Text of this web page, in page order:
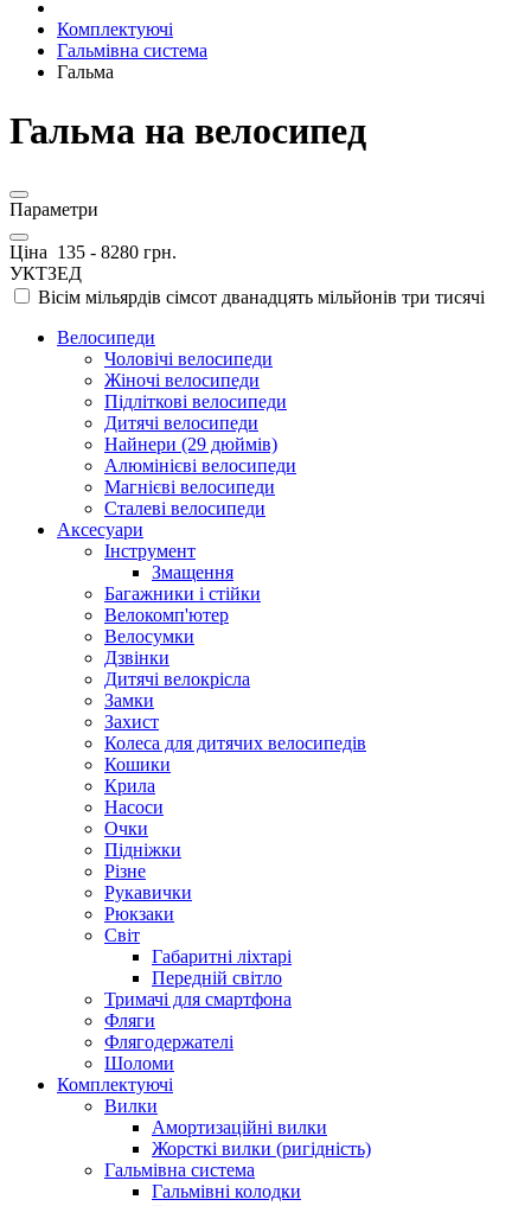
Комплектуючі
Гальмівна система
Гальма
Гальма на велосипед
Параметри
Ціна 135 - 8280 грн.
УКТЗЕД
Вісім мільярдів сімсот дванадцять мільйонів три тисячі
Велосипеди
Чоловічі велосипеди
Жіночі велосипеди
Підліткові велосипеди
Дитячі велосипеди
Найнери (29 дюймів)
Алюмінієві велосипеди
Магнієві велосипеди
Сталеві велосипеди
Аксесуари
Інструмент
Змащення
Багажники і стійки
Велокомп'ютер
Велосумки
Дзвінки
Дитячі велокрісла
Замки
Захист
Колеса для дитячих велосипедів
Кошики
Крила
Насоси
Очки
Підніжки
Різне
Рукавички
Рюкзаки
Світ
Габаритні ліхтарі
Передній світло
Тримачі для смартфона
Фляги
Флягодержателі
Шоломи
Комплектуючі
Вилки
Амортизаційні вилки
Жорсткі вилки (ригідність)
Гальмівна система
Гальмівні колодки